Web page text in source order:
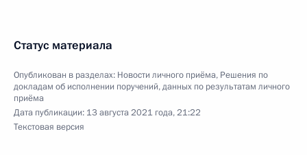
Статус материала
Опубликован в разделах: Новости личного приёма, Решения по
докладам об исполнении поручений, данных по результатам личного
приёма
Дата публикации: 13 августа 2021 года, 21:22
Текстовая версия